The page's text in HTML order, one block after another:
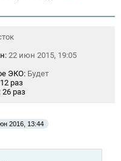
22 июн 2015, 19:05
ЭКО: Будет
12 раз
26 раз
2016, 13:44